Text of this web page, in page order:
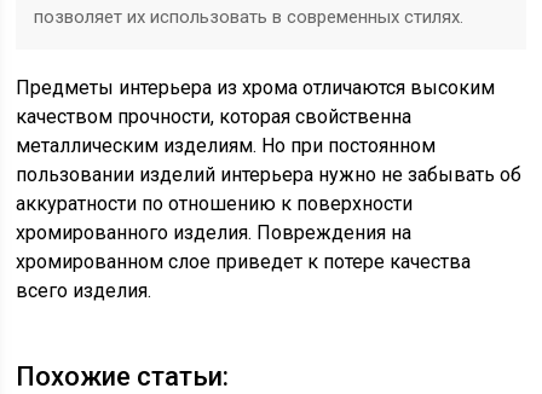
позволяет их использовать в современных стилях.
Предметы интерьера из хрома отличаются высоким
качеством прочности, которая свойственна
металлическим изделиям. Но при постоянном
пользовании изделий интерьера нужно не забывать об
аккуратности по отношению к поверхности
хромированного изделия. Повреждения на
хромированном слое приведет к потере качества
всего изделия.
Похожие статьи: